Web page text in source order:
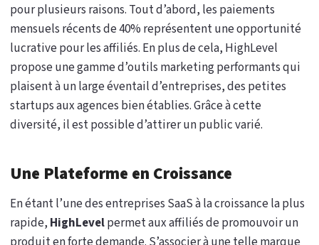
pour plusieurs raisons. Tout d’abord, les paiements
mensuels récents de 40% représentent une opportunité
lucrative pour les affiliés. En plus de cela, HighLevel
propose une gamme d’outils marketing performants qui
plaisent à un large éventail d’entreprises, des petites
startups aux agences bien établies. Grâce à cette
diversité, il est possible d’attirer un public varié.
Une Plateforme en Croissance
En étant l’une des entreprises SaaS à la croissance la plus
rapide, HighLevelpermet aux affiliés de promouvoir un